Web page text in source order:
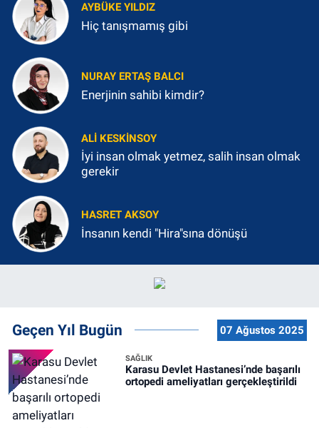
AYBÜKE YILDIZ
Hiç tanışmamış gibi
NURAY ERTAŞ BALCI
Enerjinin sahibi kimdir?
ALI KESKINSOY
İyi insan olmak yetmez, salih insan olmak
gerekir
HASRET AKSOY
İnsanın kendi "Hira"sına dönüşü
Geçen Yıl Bugün 07 Ağustos 2025
SAĞLIK
Karasu Devlet Hastanesi’nde başarılı
ortopedi ameliyatları gerçekleştirildi